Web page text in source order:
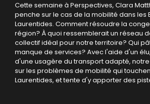
Cette semaine à Perspectives, Clara
penche sur le cas de la mobilité dans les
Laurentides. Comment résoudre la
région? À quoi ressemblerait un réseau
collectif idéal pour notre territoire? Qui
manque de services? Avec l'aide d'un
d'une usagère du transport adapté,
sur les problèmes de mobilité qui
Laurentides, et tente d'y apporter des